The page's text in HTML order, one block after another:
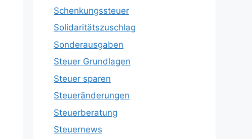
Schenkungssteuer
Solidaritätszuschlag
Sonderausgaben
Steuer Grundlagen
Steuer sparen
Steueränderungen
Steuerberatung
Steuernews